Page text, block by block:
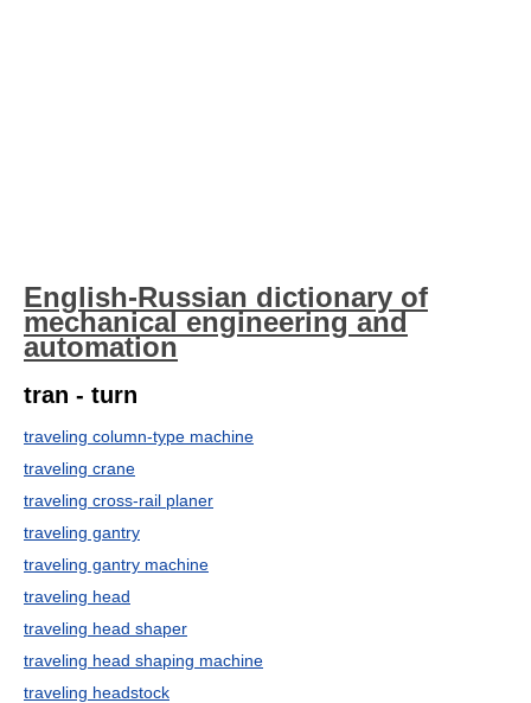
English-Russian dictionary of
mechanical engineering and
automation
tran - turn
traveling column-type machine
traveling crane
traveling cross-rail planer
traveling gantry
traveling gantry machine
traveling head
traveling head shaper
traveling head shaping machine
traveling headstock